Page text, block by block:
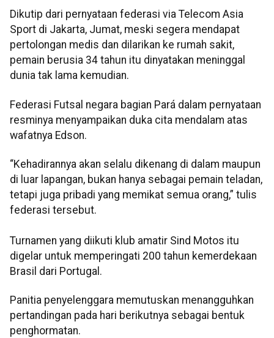
Dikutip dari pernyataan federasi via Telecom Asia
Sport di Jakarta, Jumat, meski segera mendapat
pertolongan medis dan dilarikan ke rumah sakit,
pemain berusia 34 tahun itu dinyatakan meninggal
dunia tak lama kemudian.
Federasi Futsal negara bagian Pará dalam pernyataan
resminya menyampaikan duka cita mendalam atas
wafatnya Edson.
“Kehadirannya akan selalu dikenang di dalam maupun
di luar lapangan, bukan hanya sebagai pemain teladan,
tetapi juga pribadi yang memikat semua orang,” tulis
federasi tersebut.
Turnamen yang diikuti klub amatir Sind Motos itu
digelar untuk memperingati 200 tahun kemerdekaan
Brasil dari Portugal.
Panitia penyelenggara memutuskan menangguhkan
pertandingan pada hari berikutnya sebagai bentuk
penghormatan.